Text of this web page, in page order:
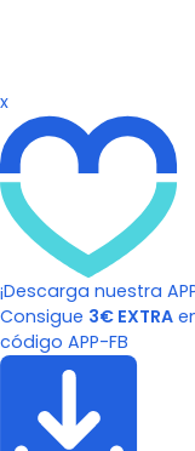
x
¡Descarga nuestra
Consigue 3€ EXTRA
código APP-FB